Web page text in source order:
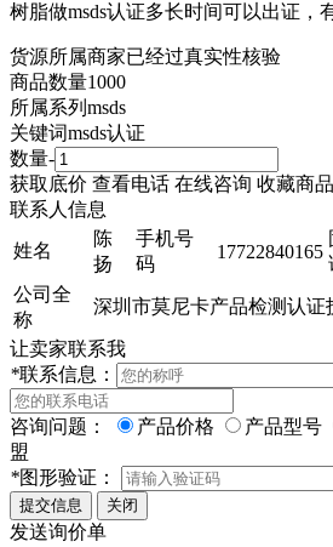
树脂做msds认证多长时间可以出证，
货源所属商家已经过真实性核验
商品数量1000
所属系列 msds
关键词msds认证
数量-
获取底价 查看电话 在线咨询 收藏商品
联系人信息
姓名
陈
扬
手机号
码
17722840165
公司全
称
深圳市莫尼卡产品检测认证
让卖家联系我
*联系信息：
咨询问题： 产品价格 产品型号
盟
*图形验证：
发送询价单